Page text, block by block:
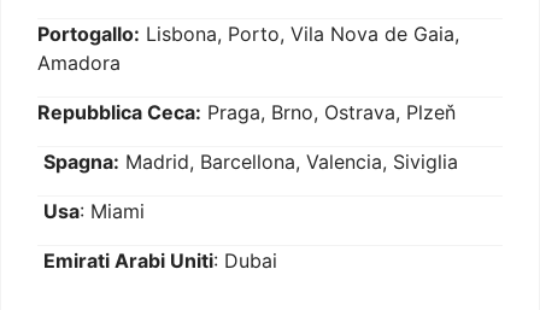
Portogallo: Lisbona, Porto, Vila Nova de Gaia,
Amadora
Repubblica Ceca: Praga, Brno, Ostrava, Plzeň
Spagna: Madrid, Barcellona, Valencia, Siviglia
Usa: Miami
Emirati Arabi Uniti: Dubai